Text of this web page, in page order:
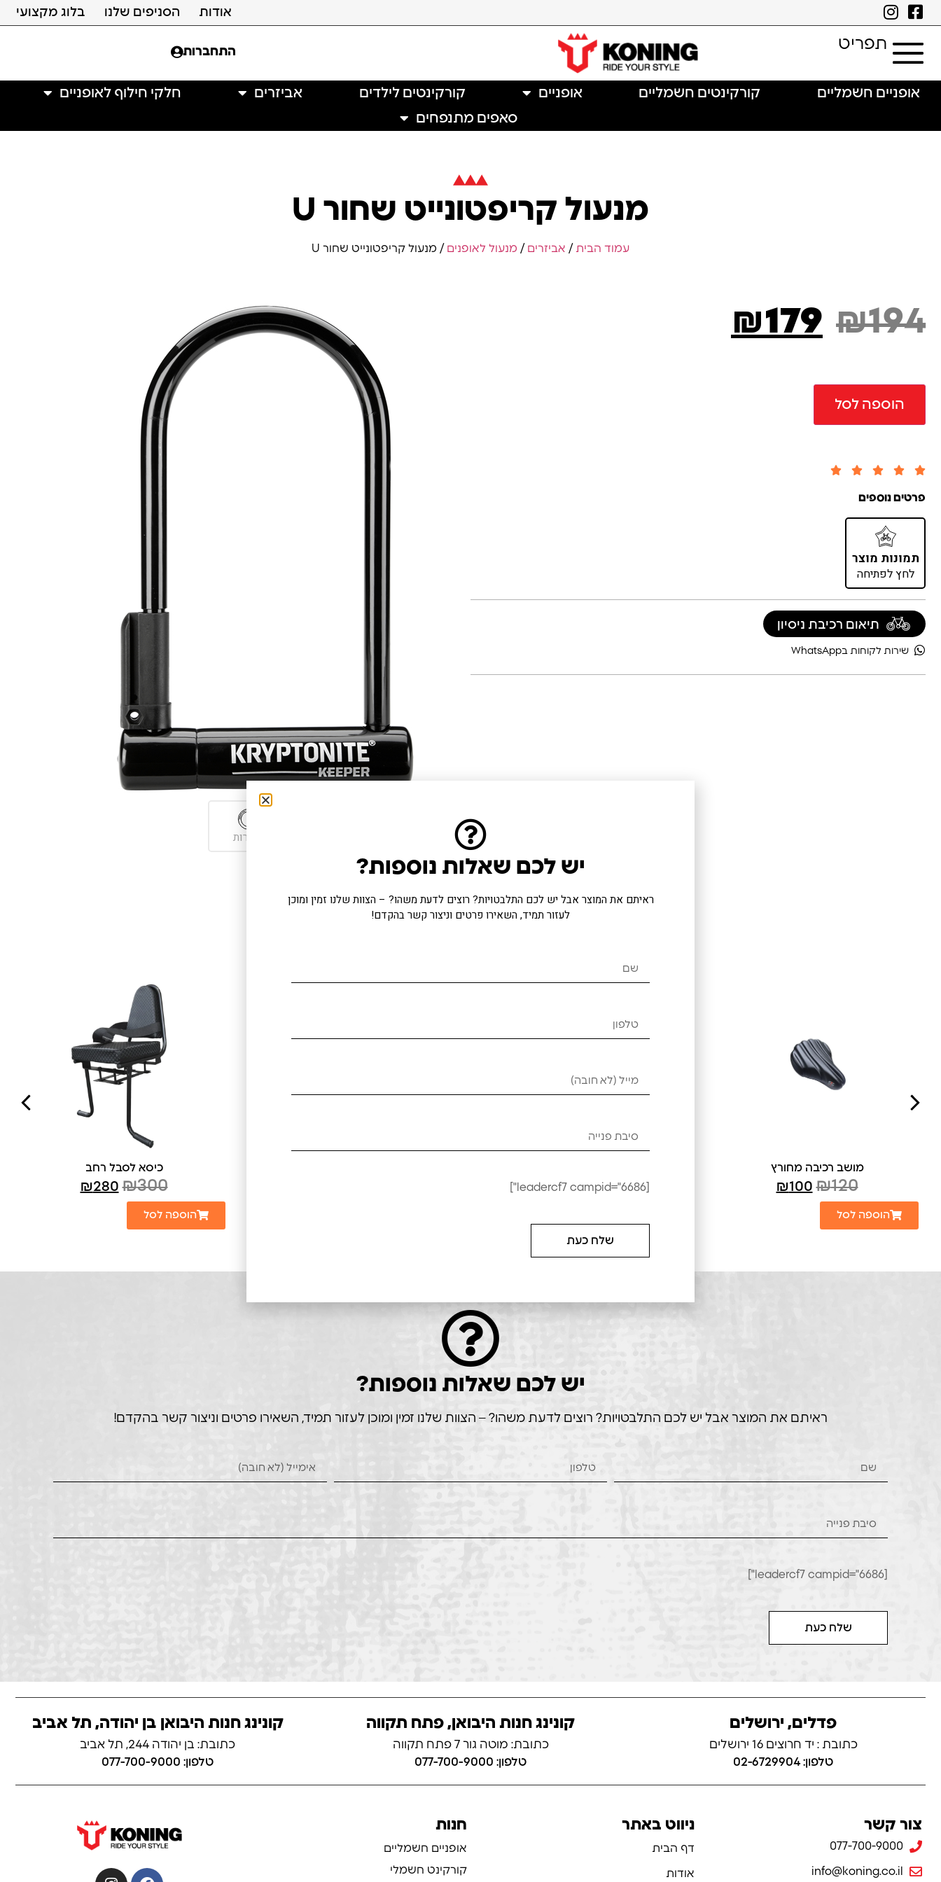
אודות הסניפים שלנו בלוג מקצועי
תפריט התחברות
אופניים חשמליים קורקינטים חשמליים אופניים קורקינטים לילדים אביזרים
חלקי חילוף לאופניים
סאפים מתנפחים
מנעול קריפטונייט שחור U
עמוד הבית / אביזרים / מנעול לאופנים / מנעול קריפטונייט שחור U
₪194
₪179
הוספה לסל





פרטים נוספים
תמונות מוצר
לחץ לפתיחה
תיאום רכיבת ניסיון
שירות לקוחות בWhatsApp
מהירות
מוצרים מומלצים
מושב רכיבה מחורץ
₪120
₪100
הוספה לסל
₪170
₪150
כיסא לסבל רחב
₪300
₪280
הוספה לסל
יש לכם שאלות נוספות?
ראיתם את המוצר אבל יש לכם התלבטויות? רוצים לדעת משהו? – הצוות שלנו זמין ומוכן לעזור תמיד, השאירו פרטים וניצור קשר בהקדם!
שלח כעת
פדלים, ירושלים
כתובת : יד חרוצים 16 ירושלים
טלפון: 02-6729904
קונינג חנות היבואן, פתח תקווה
כתובת: מוטה גור 7 פתח תקווה
טלפון: 077-700-9000
קונינג חנות היבואן בן יהודה, תל אביב
כתובת: בן יהודה 244, תל אביב
טלפון: 077-700-9000
צור קשר
077-700-9000
info@koning.co.il
ניווט באתר
דף הבית
אודות
חנות
אופניים חשמליים
קורקינט חשמלי
יש לכם שאלות נוספות?
ראיתם את המוצר אבל יש לכם התלבטויות? רוצים לדעת משהו? – הצוות שלנו זמין ומוכן
לעזור תמיד, השאירו פרטים וניצור קשר בהקדם!
שלח כעת